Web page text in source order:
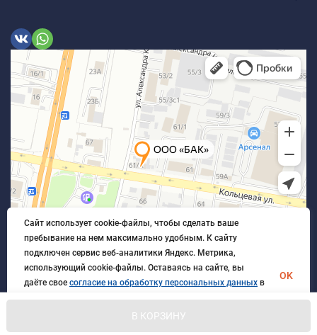
В КОРЗИНУ
© 2026 БлагАвтоКомплект. Все права защищены
Сайт использует cookie-файлы, чтобы сделать ваше
пребывание на нем максимально удобным. К cайту
подключен сервис веб-аналитики Яндекс. Метрика,
использующий cookie-файлы. Оставаясь на сайте, вы
даёте свое согласие на обработку персональных данных в
порядке, указанном вПолитике обработки персональных
OK